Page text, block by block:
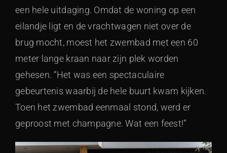
een hele uitdaging. Omdat de woning op een
eilandje ligt en de vrachtwagen niet over de
brug mocht, moest het zwembad met een 60
meter lange kraan naar zijn plek worden
gehesen. “Het was een spectaculaire
gebeurtenis waarbij de hele buurt kwam kijken.
Toen het zwembad eenmaal stond, werd er
geproost met champagne. Wat een feest!”